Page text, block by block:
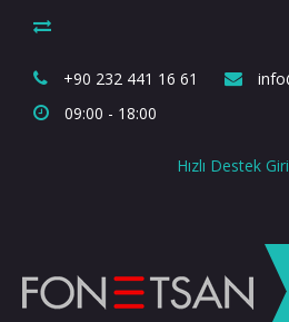
+90 232 441 16 61
09:00 - 18:00
Hızlı Destek